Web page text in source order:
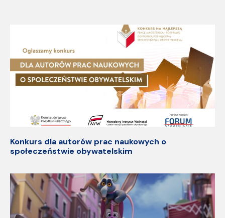
Konkurs dla autorów prac naukowych o
społeczeństwie obywatelskim